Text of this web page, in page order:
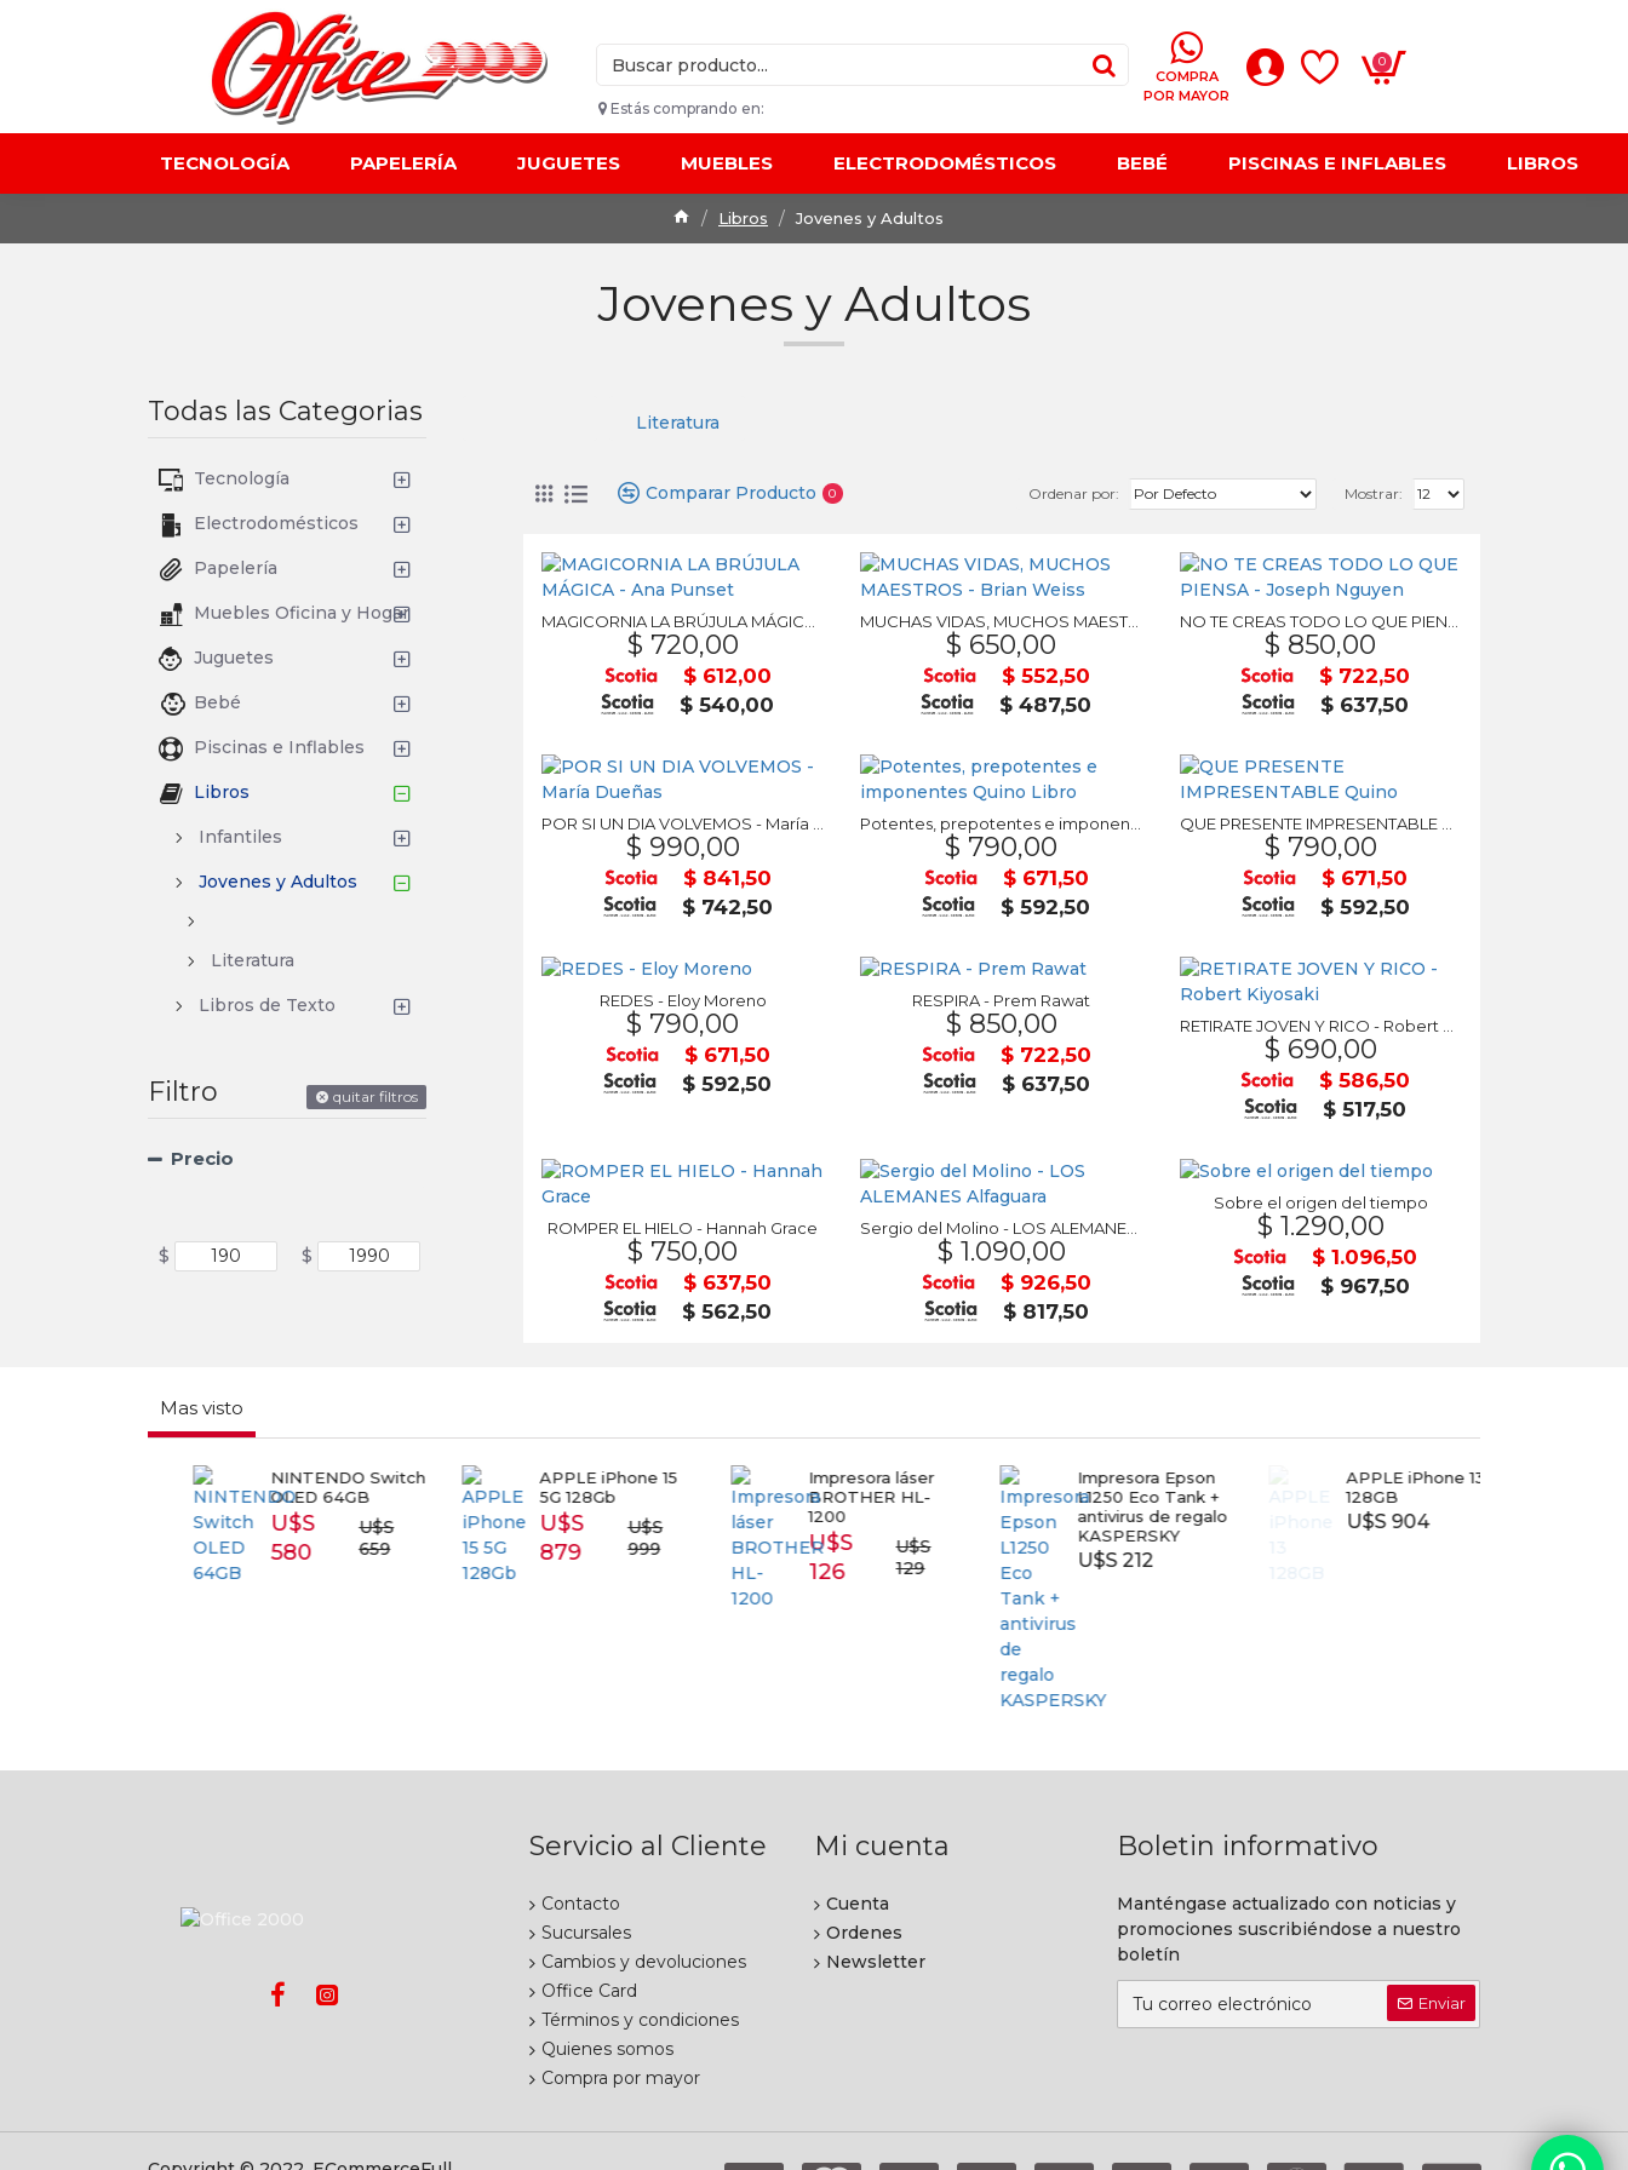
Estás comprando en:
COMPRA
POR MAYOR
0
TECNOLOGÍA PAPELERÍA JUGUETES MUEBLES ELECTRODOMÉSTICOS BEBÉ PISCINAS E INFLABLES LIBROS
Libros Jovenes y Adultos
Jovenes y Adultos
Todas las Categorias
Tecnología
Electrodomésticos
Papelería
Muebles Oficina y Hogar
Juguetes
Bebé
Piscinas e Inflables
Libros
Infantiles
Jovenes y Adultos
Literatura
Libros de Texto
Filtro quitar filtros
Precio
$ $
Literatura
Comparar Producto 0 Ordenar por: Mostrar:
$ 720,00
$ 612,00
$ 540,00
MUCHAS VIDAS, MUCHOS MAESTROS - Brian Weiss
$ 650,00
$ 552,50
$ 487,50
$ 850,00
$ 722,50
$ 637,50
$ 990,00
$ 841,50
$ 742,50
$ 790,00
$ 671,50
$ 592,50
$ 790,00
$ 671,50
$ 592,50
REDES - Eloy Moreno
$ 790,00
$ 671,50
$ 592,50
RESPIRA - Prem Rawat
$ 850,00
$ 722,50
$ 637,50
$ 690,00
$ 586,50
$ 517,50
ROMPER EL HIELO - Hannah Grace
$ 750,00
$ 637,50
$ 562,50
$ 1.090,00
$ 926,50
$ 817,50
Sobre el origen del tiempo
$ 1.290,00
$ 1.096,50
$ 967,50
Mas visto
NINTENDO Switch
OLED 64GB
U$S
580
APPLE iPhone 15
5G 128Gb
U$S
879
Impresora láser
BROTHER HL-
1200
U$S
Impresora Epson
L1250 Eco Tank +
antivirus de regalo
KASPERSKY
U$S 212
APPLE iPhone 13
128GB
U$S 904
Servicio al Cliente
Contacto
Sucursales
Cambios y devoluciones
Office Card
Términos y condiciones
Quienes somos
Compra por mayor
Mi cuenta
Cuenta
Ordenes
Newsletter
Boletin informativo
Manténgase actualizado con noticias y
promociones suscribiéndose a nuestro
boletín
Enviar